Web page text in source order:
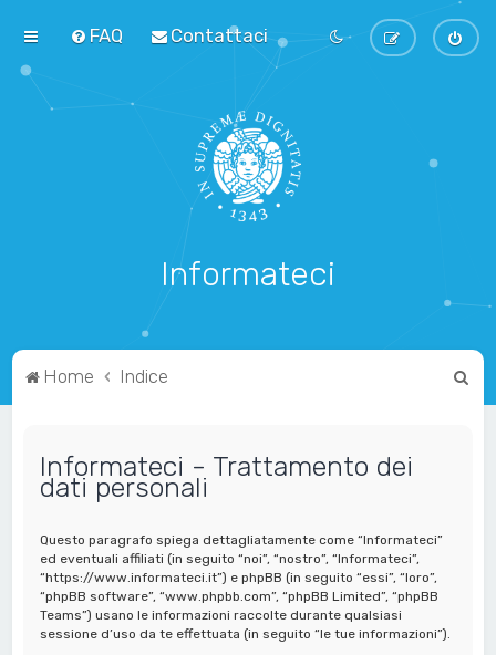
FAQ Contattaci
Informateci
Home Indice
Informateci - Trattamento dei
dati personali
Questo paragrafo spiega dettagliatamente come “Informateci”
ed eventuali affiliati (in seguito “noi”, “nostro”, “Informateci”,
“https://www.informateci.it”) e phpBB (in seguito “essi”, “loro”,
“phpBB software”, “www.phpbb.com”, “phpBB Limited”, “phpBB
Teams”) usano le informazioni raccolte durante qualsiasi
sessione d’uso da te effettuata (in seguito “le tue informazioni”).